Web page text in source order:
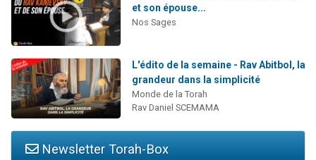
et son épouse...
Nos Sages
L'édito de la semaine - Rav Abitbol, la
grandeur dans la simplicité
Monde de la Torah
Rav Daniel SCEMAMA
Newsletter Torah-Box